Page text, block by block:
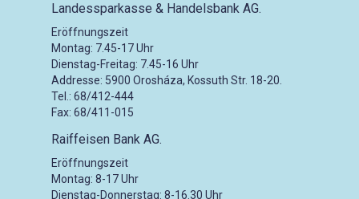
Landessparkasse & Handelsbank AG.
Eröffnungszeit
Montag: 7.45-17 Uhr
Dienstag-Freitag: 7.45-16 Uhr
Addresse: 5900 Orosháza, Kossuth Str. 18-20.
Tel.: 68/412-444
Fax: 68/411-015
Raiffeisen Bank AG.
Eröffnungszeit
Montag: 8-17 Uhr
Dienstag-Donnerstag: 8-16.30 Uhr